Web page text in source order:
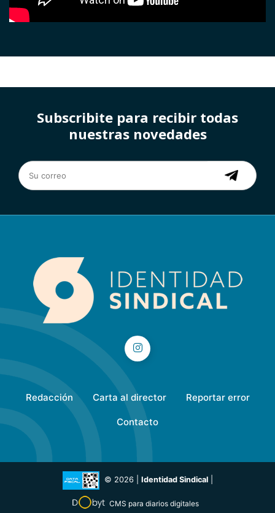
Subscribite para recibir todas
nuestras novedades
Redacción Carta al director Reportar error
Contacto
© 2026 | Identidad Sindical|
CMS para diarios digitales